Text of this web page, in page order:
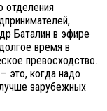
отделения
Баталин в эфире
время в
превосходство.
это, когда надо
зарубежных